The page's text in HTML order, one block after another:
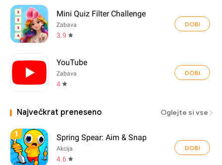
Mini Quiz Filter Challenge
Zabava
3.9
DOBI
YouTube
Zabava
4
DOBI
Največkrat preneseno Oglejte si vse
1 Spring Spear: Aim & Snap
Akcija
4.6
DOBI